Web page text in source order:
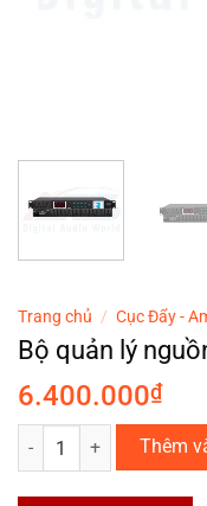
Trang chủ / Cục Đẩy -
Bộ quản lý
6.400.000₫
Bộ quản lý nguồn điện
Thêm